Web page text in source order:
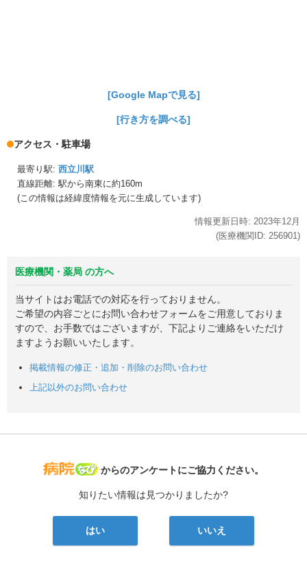
[Google Mapで見る]
[行き方を調べる]
アクセス・駐車場
最寄り駅: 西立川駅
直線距離: 駅から南東に約160m
(この情報は経緯度情報を元に生成しています)
情報更新日時: 2023年12月
(医療機関ID: 256901)
医療機関・薬局 の方へ
当サイトはお電話での対応を行っておりません。
ご希望の内容ごとにお問い合わせフォームをご用意しておりま
すので、お手数ではございますが、下記よりご連絡をいただけ
ますようお願いいたします。
掲載情報の修正・追加・削除のお問い合わせ
上記以外のお問い合わせ
病院なび
からのアンケートにご協力ください。
知りたい情報は見つかりましたか?
はい いいえ